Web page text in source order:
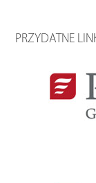
PRZYDATNE